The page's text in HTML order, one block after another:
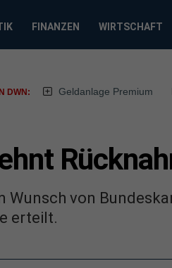
FINANZEN WIRTSCHAFT
DWN: Geldanlage Premium
Wunsch von
erteilt.